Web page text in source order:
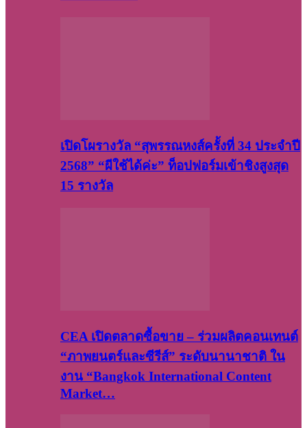
เปิดโผรางวัล “สุพรรณหงส์ครั้งที่ 34 ประจำปี
2568” “ผีใช้ได้ค่ะ” ท็อปฟอร์มเข้าชิงสูงสุด
15 รางวัล
CEA เปิดตลาดซื้อขาย – ร่วมผลิตคอนเทนต์
“ภาพยนตร์และซีรีส์” ระดับนานาชาติ ใน
งาน “Bangkok International Content
Market…